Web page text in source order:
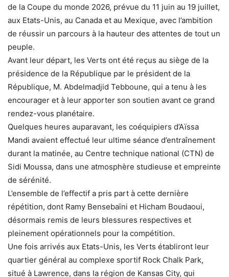
de la Coupe du monde 2026, prévue du 11 juin au 19 juillet,
aux Etats-Unis, au Canada et au Mexique, avec l’ambition
de réussir un parcours à la hauteur des attentes de tout un
peuple.
Avant leur départ, les Verts ont été reçus au siège de la
présidence de la République par le président de la
République, M. Abdelmadjid Tebboune, qui a tenu à les
encourager et à leur apporter son soutien avant ce grand
rendez-vous planétaire.
Quelques heures auparavant, les coéquipiers d’Aïssa
Mandi avaient effectué leur ultime séance d’entraînement
durant la matinée, au Centre technique national (CTN) de
Sidi Moussa, dans une atmosphère studieuse et empreinte
de sérénité.
L’ensemble de l’effectif a pris part à cette dernière
répétition, dont Ramy Bensebaïni et Hicham Boudaoui,
désormais remis de leurs blessures respectives et
pleinement opérationnels pour la compétition.
Une fois arrivés aux Etats-Unis, les Verts établiront leur
quartier général au complexe sportif Rock Chalk Park,
situé à Lawrence, dans la région de Kansas City, qui